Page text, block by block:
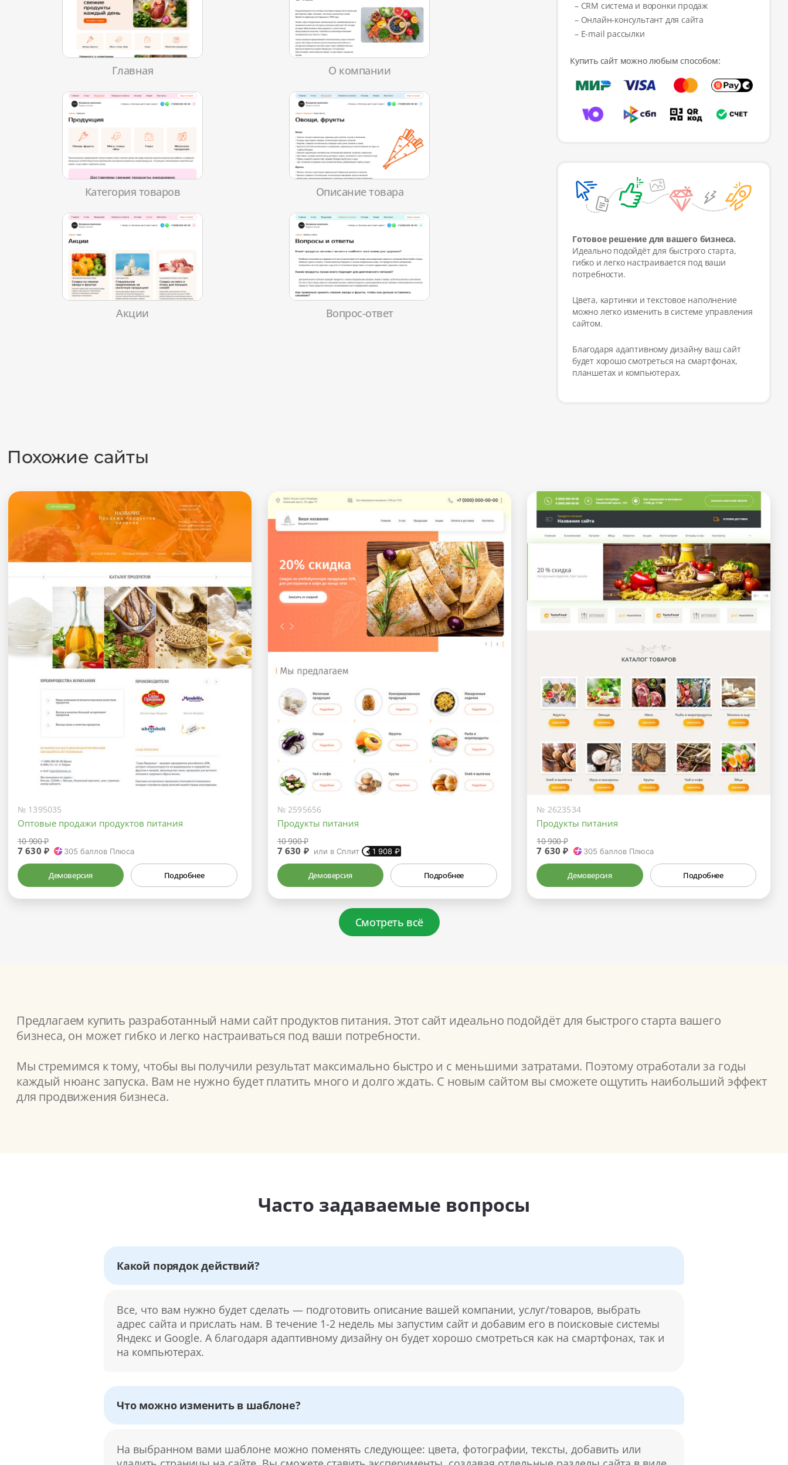
– CRM система и воронки продаж
– Онлайн-консультант для сайта
– E-mail рассылки
Купить сайт можно любым способом:
Готовое решение для вашего бизнеса.
Идеально подойдёт для быстрого старта,
гибко и легко настраивается под ваши
потребности.
Цвета, картинки и текстовое наполнение
можно легко изменить в системе управления
сайтом.
Благодаря адаптивному дизайну ваш сайт
будет хорошо смотреться на смартфонах,
планшетах и компьютерах.
Главная О компании
Категория товаров Описание товара
Акции Вопрос-ответ
Похожие сайты
№ 1395035
Оптовые продажи продуктов питания
10 900 ₽
7 630 ₽ 305 баллов Плюса
Демоверсия Подробнее
№ 2595656
Продукты питания
10 900 ₽
7 630 ₽ или в Сплит 1 908₽
Демоверсия Подробнее
№ 2623534
Продукты питания
10 900 ₽
7 630 ₽ 305 баллов Плюса
Демоверсия Подробнее
Смотреть всё
Предлагаем купить разработанный нами сайт продуктов питания. Этот сайт идеально подойдёт для быстрого старта вашего
бизнеса, он может гибко и легко настраиваться под ваши потребности.
Мы стремимся к тому, чтобы вы получили результат максимально быстро и с меньшими затратами. Поэтому отработали за годы
каждый нюанс запуска. Вам не нужно будет платить много и долго ждать. С новым сайтом вы сможете ощутить наибольший эффект
для продвижения бизнеса.
Часто задаваемые вопросы
Какой порядок действий?
Все, что вам нужно будет сделать — подготовить описание вашей компании, услуг/товаров, выбрать
адрес сайта и прислать нам. В течение 1-2 недель мы запустим сайт и добавим его в поисковые системы
Яндекс и Google. А благодаря адаптивному дизайну он будет хорошо смотреться как на смартфонах, так и
на компьютерах.
Что можно изменить в шаблоне?
На выбранном вами шаблоне можно поменять следующее: цвета, фотографии, тексты, добавить или